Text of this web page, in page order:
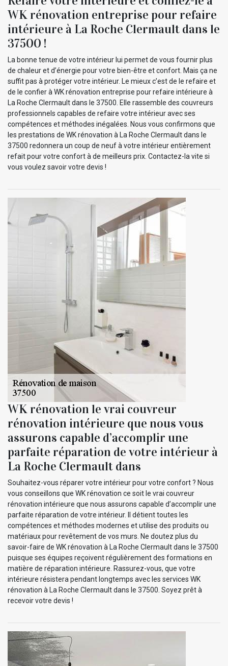
WK rénovation entreprise pour refaire
intérieure à La Roche Clermault dans le
37500 !
La bonne tenue de votre intérieur lui permet de vous fournir plus
de chaleur et d’énergie pour votre bien-être et confort. Mais ça ne
suffit pas à protéger votre intérieur. Le mieux c’est de le refaire et
de le confier à WK rénovation entreprise pour refaire intérieure à
La Roche Clermault dans le 37500. Elle rassemble des couvreurs
professionnels capables de refaire votre intérieur avec ses
compétences et méthodes inégalées. Nous vous confirmons que
les prestations de WK rénovation à La Roche Clermault dans le
37500 redonnera un coup de neuf à votre intérieur entièrement
refait pour votre confort à de meilleurs prix. Contactez-la vite si
vous voulez savoir votre devis !
WK rénovation le vrai couvreur
rénovation intérieure que nous vous
assurons capable d’accomplir une
parfaite réparation de votre intérieur à
La Roche Clermault dans
Souhaitez-vous réparer votre intérieur pour votre confort ? Nous
vous conseillons que WK rénovation ce soit le vrai couvreur
rénovation intérieure que nous assurons capable d’accomplir une
parfaite réparation de votre intérieur. Il détient toutes les
compétences et méthodes modernes et utilise des produits ou
matériaux pour revêtement de vos murs. Ne doutez plus du
savoir-faire de WK rénovation à La Roche Clermault dans le 37500
puisque ses équipes reçoivent régulièrement des formations en
matière de réparation intérieure. Rassurez-vous, que votre
intérieure résistera pendant longtemps avec les services WK
rénovation à La Roche Clermault dans le 37500. Soyez prêt à
recevoir votre devis !